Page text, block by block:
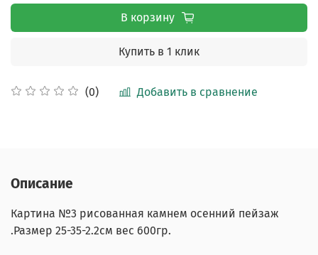
(0) Добавить в сравнение
В корзину
Купить в 1 клик
Описание
Картина №3 рисованная камнем осенний пейзаж
.Размер 25-35-2.2см вес 600гр.